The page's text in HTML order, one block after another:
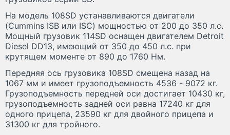
На модель 108SD устанавливаются двигатели
(Cummins ISB или ISC) мощностью от 200 до 350 л.с.
Мощный грузовик 114SD оснащен двигателем Detroit
Diesel DD13, имеющий от 350 до 450 л.с. при
крутящем моменте от 890 до 1760 Нм.
Передняя ось грузовика 108SD смещена назад на
1067 мм и имеет грузоподъемность 4536 - 9072 кг.
Грузоподъемность передней оси достигает 10430 кг,
грузоподъемность задней оси равна 17240 кг для
одного прицепа, 23590 кг для двойного прицепа и
31300 кг для тройного.